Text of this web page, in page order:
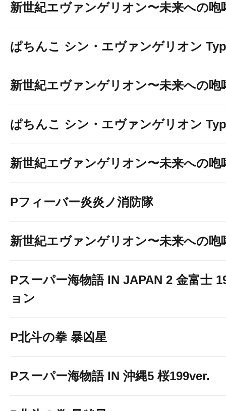
新世紀エヴァンゲリオン〜未来への咆
ぱちんこ シン・エヴァンゲリオン
新世紀エヴァンゲリオン〜未来への咆
ぱちんこ シン・エヴァンゲリオン
新世紀エヴァンゲリオン〜未来への咆
Pフィーバー炎炎ノ消防隊
新世紀エヴァンゲリオン〜未来への咆
Pスーパー海物語 IN JAPAN 2 金富士
ョン
P北斗の拳 暴凶星
Pスーパー海物語 IN 沖縄5 桜199ver.